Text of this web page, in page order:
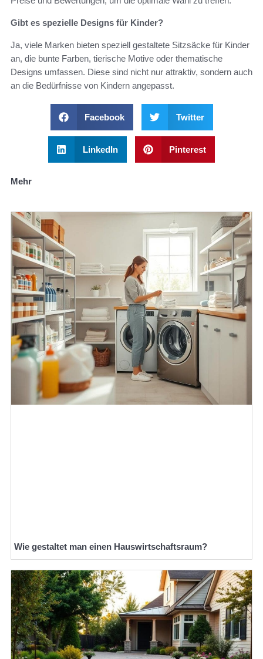
Gibt es spezielle Designs für Kinder?
Ja, viele Marken bieten speziell gestaltete Sitzsäcke für Kinder
an, die bunte Farben, tierische Motive oder thematische
Designs umfassen. Diese sind nicht nur attraktiv, sondern auch
an die Bedürfnisse von Kindern angepasst.
Facebook Twitter
LinkedIn Pinterest
Mehr
Wie gestaltet man einen Hauswirtschaftsraum?